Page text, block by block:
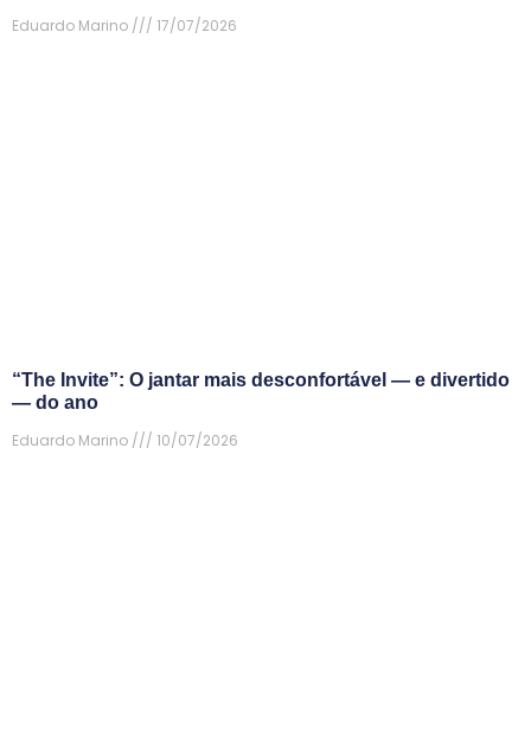
Eduardo Marino
17/07/2026
“The Invite”: O jantar mais desconfortável — e divertido
— do ano
Eduardo Marino
10/07/2026